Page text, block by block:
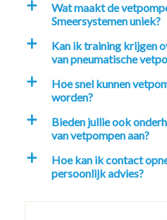
a
Wat maakt de
Smeersystemen uniek?
a
Kan ik training krijgen
van pneumatische
a
Hoe snel kunnen
worden?
a
Bieden jullie ook
van vetpompen aan?
a
Hoe kan ik contact
persoonlijk advies?